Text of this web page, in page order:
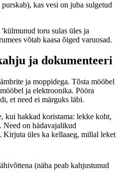
kas vesi on juba sulgetud
toru sulas üles ja
võtab kaasa õiged varuosad.
ja dokumenteeri
ja moppidega. Tõsta mööbel
ja elektroonika. Pööra
et need ei märguks läbi.
hakkad koristama: lekke koht,
Need on hädavajalikud
Kirjuta üles ka kellaaeg, millal leket
(näha peab kahjustunud